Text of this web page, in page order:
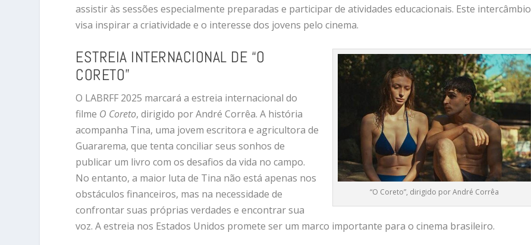
assistir às sessões especialmente preparadas e participar de atividades educacionais. Este intercâmbio
visa inspirar a criatividade e o interesse dos jovens pelo cinema.
“O Coreto”, dirigido por André Corrêa
ESTREIA INTERNACIONAL DE “O
CORETO”
O LABRFF 2025 marcará a estreia internacional do
filme O Coreto, dirigido por André Corrêa. A história
acompanha Tina, uma jovem escritora e agricultora de
Guararema, que tenta conciliar seus sonhos de
publicar um livro com os desafios da vida no campo.
No entanto, a maior luta de Tina não está apenas nos
obstáculos financeiros, mas na necessidade de
confrontar suas próprias verdades e encontrar sua
voz. A estreia nos Estados Unidos promete ser um marco importante para o cinema brasileiro.